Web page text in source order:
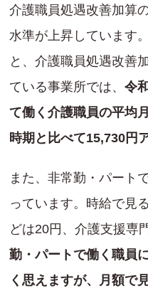
介護職員処遇改善加算
水準が上昇しています
と、介護職員処遇改
ている事業所では、 令
て働く介護職員の平均
時期と比べて15,730円
また、非常勤・パート
っています。時給で見
どは20円、介護支援専
勤・パートで働く職員
く思えますが、月額で